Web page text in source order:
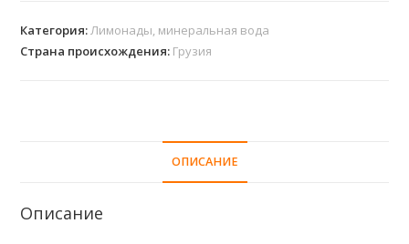
Категория:Лимонады, минеральная вода
Страна происхождения: Грузия
ОПИСАНИЕ
Описание